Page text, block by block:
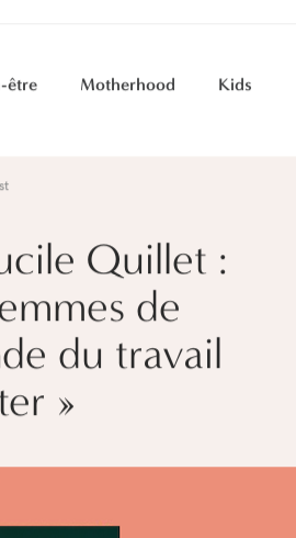
être Motherhood Kids
Quillet :
de
du travail
»